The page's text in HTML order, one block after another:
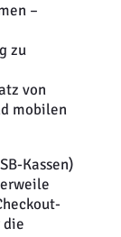
–
zu
von
mobilen
Kassen)
die